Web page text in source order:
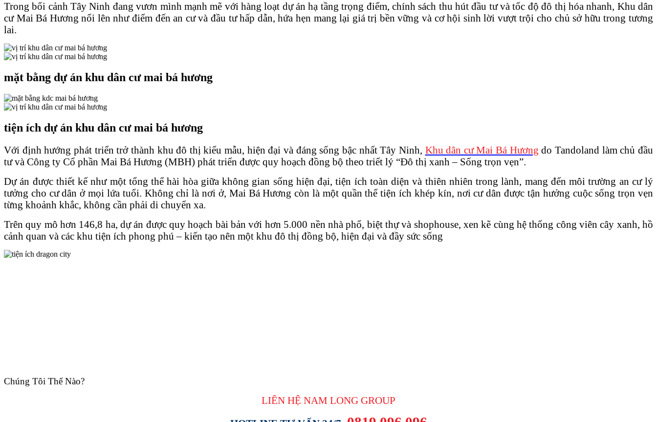
Trong bối cảnh Tây Ninh đang vươn mình mạnh mẽ với hàng loạt dự án hạ tầng trọng điểm, chính sách thu hút đầu tư và tốc độ đô thị hóa nhanh, Khu dân
cư Mai Bá Hương nổi lên như điểm đến an cư và đầu tư hấp dẫn, hứa hẹn mang lại giá trị bền vững và cơ hội sinh lời vượt trội cho chủ sở hữu trong tương
lai.
mặt bằng dự án khu dân cư mai bá hương
tiện ích dự án khu dân cư mai bá hương
Với định hướng phát triển trở thành khu đô thị kiểu mẫu, hiện đại và đáng sống bậc nhất Tây Ninh, Khu dân cư Mai Bá Hương do Tandoland làm chủ đầu
tư và Công ty Cổ phần Mai Bá Hương (MBH) phát triển được quy hoạch đồng bộ theo triết lý “Đô thị xanh – Sống trọn vẹn”.
Dự án được thiết kế như một tổng thể hài hòa giữa không gian sống hiện đại, tiện ích toàn diện và thiên nhiên trong lành, mang đến môi trường an cư lý
tưởng cho cư dân ở mọi lứa tuổi. Không chỉ là nơi ở, Mai Bá Hương còn là một quần thể tiện ích khép kín, nơi cư dân được tận hưởng cuộc sống trọn vẹn
từng khoảnh khắc, không cần phải di chuyển xa.
Trên quy mô hơn 146,8 ha, dự án được quy hoạch bài bản với hơn 5.000 nền nhà phố, biệt thự và shophouse, xen kẽ cùng hệ thống công viên cây xanh, hồ
cảnh quan và các khu tiện ích phong phú – kiến tạo nên một khu đô thị đồng bộ, hiện đại và đầy sức sống
Chúng Tôi Thế Nào?
LIÊN HỆ NAM LONG GROUP